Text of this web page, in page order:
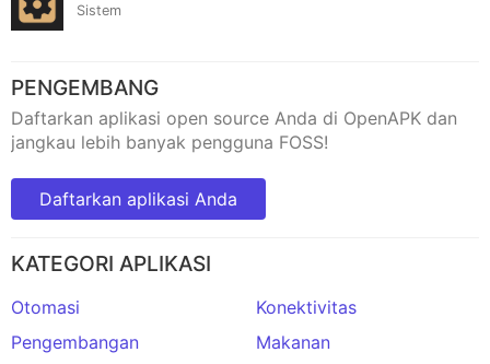
Sistem
PENGEMBANG
Daftarkan aplikasi open source Anda di OpenAPK dan
jangkau lebih banyak pengguna FOSS!
Daftarkan aplikasi Anda
KATEGORI APLIKASI
Otomasi
Konektivitas
Pengembangan
Makanan